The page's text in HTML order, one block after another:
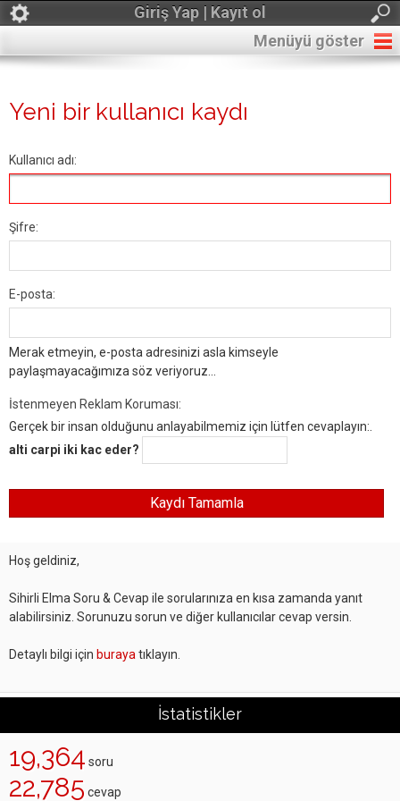
Giriş Yap | Kayıt ol
Menüyü göster
Yeni bir kullanıcı kaydı
Kullanıcı adı:
Şifre:
E-posta:
Merak etmeyin, e-posta adresinizi asla kimseyle
paylaşmayacağımıza söz veriyoruz...
İstenmeyen Reklam Koruması:
Gerçek bir insan olduğunu anlayabilmemiz için lütfen cevaplayın:.
alti carpi iki kac eder?
Hoş geldiniz,
Sihirli Elma Soru & Cevap ile sorularınıza en kısa zamanda yanıt
alabilirsiniz. Sorunuzu sorun ve diğer kullanıcılar cevap versin.
Detaylı bilgi için buraya tıklayın.
İstatistikler
19,364 soru
22,785 cevap